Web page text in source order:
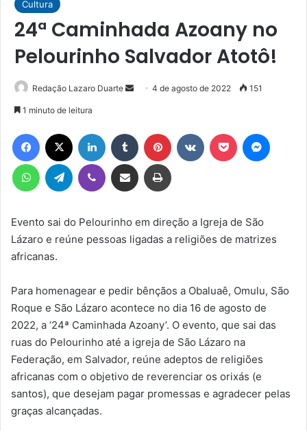
Cultura
24ª Caminhada Azoany no
Pelourinho Salvador Atotô!
Redação Lazaro Duarte
Mande
mail
4 de agosto de 2022 151
1 minuto de leitura
Facebook Linkedin Tumblr Pinterest Pocket
WhatsAppTelegram Viber Compartilhar via e-mail Imprimir
Evento sai do Pelourinho em direção a Igreja de São
Lázaro e reúne pessoas ligadas a religiões de matrizes
africanas.
Para homenagear e pedir bênçãos a Obaluaê, Omulu, São
Roque e São Lázaro acontece no dia 16 de agosto de
2022, a ‘24ª Caminhada Azoany’. O evento, que sai das
ruas do Pelourinho até a igreja de São Lázaro na
Federação, em Salvador, reúne adeptos de religiões
africanas com o objetivo de reverenciar os orixás (e
santos), que desejam pagar promessas e agradecer pelas
graças alcançadas.